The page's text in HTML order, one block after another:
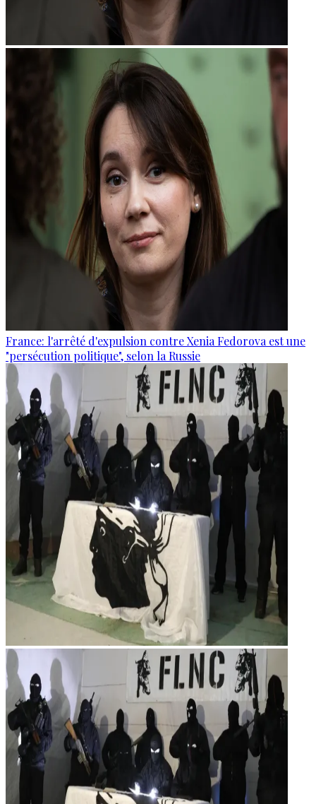
France: l'arrêté d'expulsion contre Xenia Fedorova est une
"persécution politique", selon la Russie